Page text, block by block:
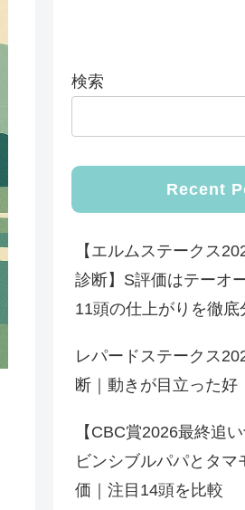
検索
Recent
【エルムステークス
診断】S評価はテーオ
11頭の仕上がりを徹底
レパードステークス
断｜動きが目立った好
【CBC賞2026最終追
ビンシブルパパとタマ
価｜注目14頭を比較